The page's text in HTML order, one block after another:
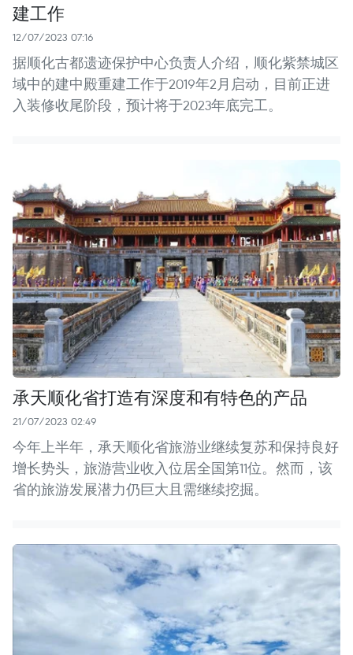
建工作
12/07/2023 07:16
据顺化古都遗迹保护中心负责人介绍，顺化紫禁城区
域中的建中殿重建工作于2019年2月启动，目前正进
入装修收尾阶段，预计将于2023年底完工。
承天顺化省打造有深度和有特色的产品
21/07/2023 02:49
今年上半年，承天顺化省旅游业继续复苏和保持良好
增长势头，旅游营业收入位居全国第11位。然而，该
省的旅游发展潜力仍巨大且需继续挖掘。